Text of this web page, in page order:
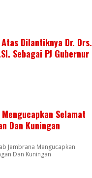
Dilantiknya Dr. Drs.
Sebagai PJ Gubernur
Selamat
Dan Kuningan
Jembrana Mengucapkan
Dan Kuningan